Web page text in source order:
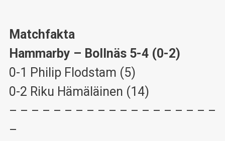
Matchfakta
Hammarby – Bollnäs 5-4 (0-2)
0-1 Philip Flodstam (5)
0-2 Riku Hämäläinen (14)
– – – – – – – – – – – – – – – – – – –
–